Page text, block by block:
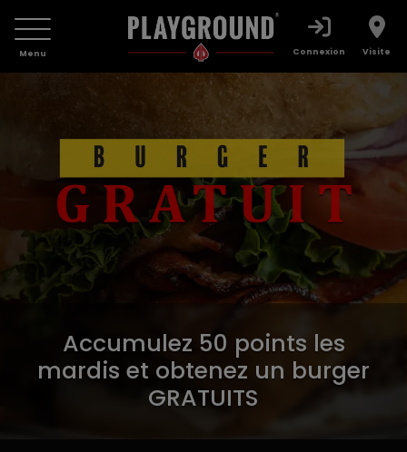
Menu Connexion Visite
Accumulez 50 points les
mardis et obtenez un burger
GRATUITS